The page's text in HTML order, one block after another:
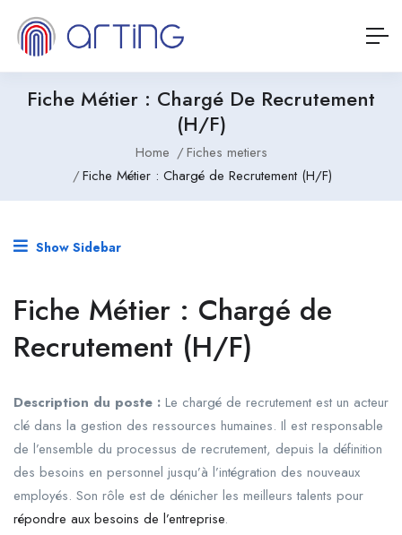
Fiche Métier : Chargé De Recrutement
(H/F)
Home
Fiches metiers
Fiche Métier : Chargé de Recrutement (H/F)
Show Sidebar
Fiche Métier : Chargé de
Recrutement (H/F)
Description du poste : Le chargé de recrutement est un acteur
clé dans la gestion des ressources humaines. Il est responsable
de l’ensemble du processus de recrutement, depuis la définition
des besoins en personnel jusqu’à l’intégration des nouveaux
employés. Son rôle est de dénicher les meilleurs talents pour
répondre aux besoins de l’entreprise.